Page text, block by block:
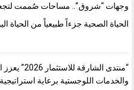
وجهات “شروق”.. مساحات صُممت
الحياة الصحية جزءاً طبيعياً من الحياة
“منتدى
والخدمات اللوجستية برعاية